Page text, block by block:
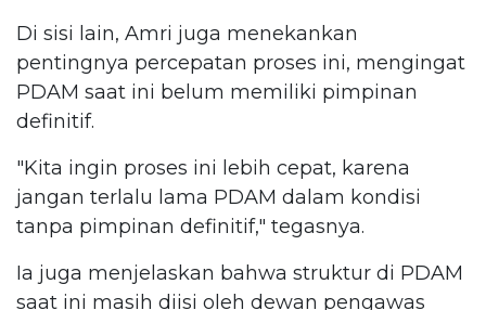
Di sisi lain, Amri juga menekankan
pentingnya percepatan proses ini, mengingat
PDAM saat ini belum memiliki pimpinan
definitif.
"Kita ingin proses ini lebih cepat, karena
jangan terlalu lama PDAM dalam kondisi
tanpa pimpinan definitif," tegasnya.
Ia juga menjelaskan bahwa struktur di PDAM
saat ini masih diisi oleh dewan pengawas